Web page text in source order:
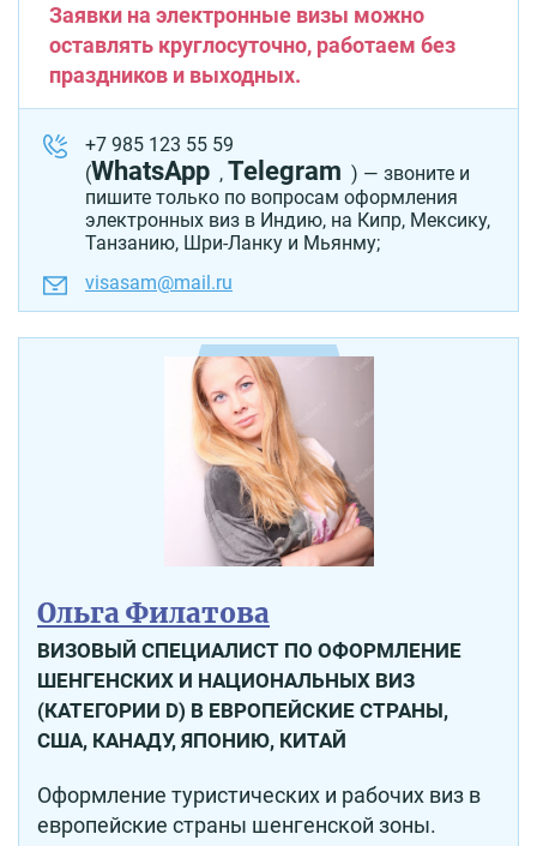
Заявки на электронные визы можно
оставлять круглосуточно, работаем без
праздников и выходных.
+7 985 123 55 59
(WhatsApp , Telegram ) — звоните и
пишите только по вопросам оформления
электронных виз в Индию, на Кипр, Мексику,
Танзанию, Шри-Ланку и Мьянму;
visasam@mail.ru
Ольга Филатова
ВИЗОВЫЙ СПЕЦИАЛИСТ ПО ОФОРМЛЕНИЕ
ШЕНГЕНСКИХ И НАЦИОНАЛЬНЫХ ВИЗ
(КАТЕГОРИИ D) В ЕВРОПЕЙСКИЕ СТРАНЫ,
США, КАНАДУ, ЯПОНИЮ, КИТАЙ
Оформление туристических и рабочих виз в
европейские страны шенгенской зоны.